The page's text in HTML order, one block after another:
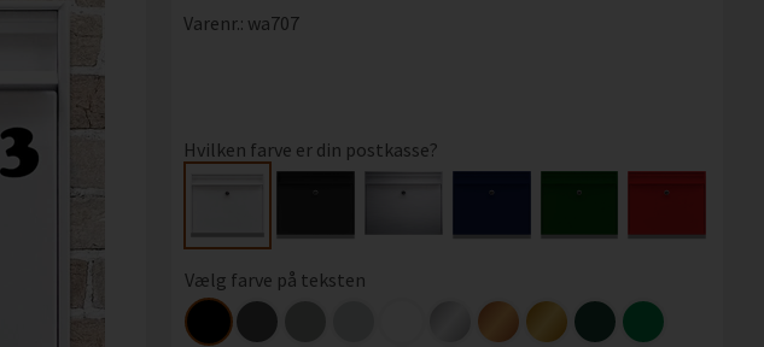
Varenr.: wa707
Hvilken farve er din postkasse?
Vælg farve på teksten